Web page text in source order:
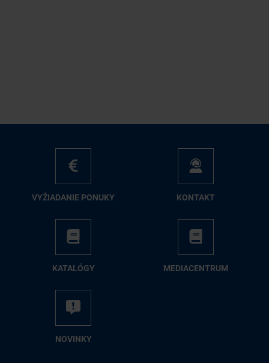
VY­ŽIA­DA­NIE PO­NU­KY KON­TAKT
KA­TA­LÓ­GY ME­DIA­CEN­TRUM
NO­VIN­KY